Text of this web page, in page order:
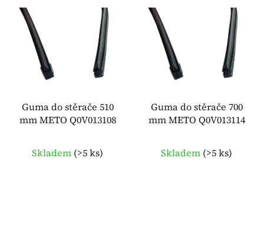
Guma do stěrače 510
mm METO Q0V013108
Skladem (>5 ks)
Guma do stěrače 700
mm METO Q0V013114
Skladem (>5 ks)